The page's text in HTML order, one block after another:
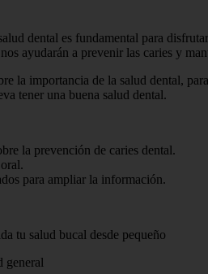
dental es fundamental para
ayudarán a prevenir las caries y
la importancia de la salud dental,
tener una buena salud dental.
la prevención de caries dental.
para ampliar la información.
tu salud bucal desde pequeño
general